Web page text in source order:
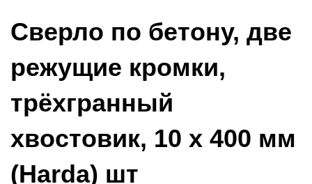
Сверло по бетону, две
режущие кромки,
трёхгранный
хвостовик, 10 х 400 мм
(Harda) шт